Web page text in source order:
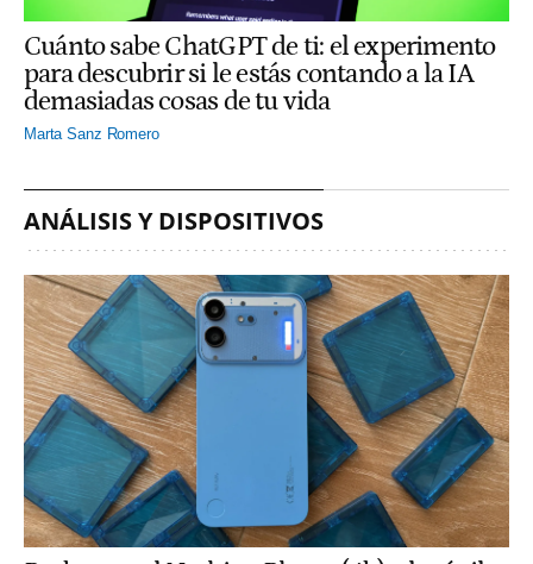
Cuánto sabe ChatGPT de ti: el experimento
para descubrir si le estás contando a la IA
demasiadas cosas de tu vida
Marta Sanz Romero
ANÁLISIS Y DISPOSITIVOS